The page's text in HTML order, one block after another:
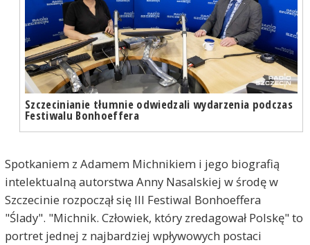
Szczecinianie tłumnie odwiedzali wydarzenia podczas
Festiwalu Bonhoeffera
Spotkaniem z Adamem Michnikiem i jego biografią
intelektualną autorstwa Anny Nasalskiej w środę w
Szczecinie rozpoczął się III Festiwal Bonhoeffera
"Ślady". "Michnik. Człowiek, który zredagował Polskę" to
portret jednej z najbardziej wpływowych postaci